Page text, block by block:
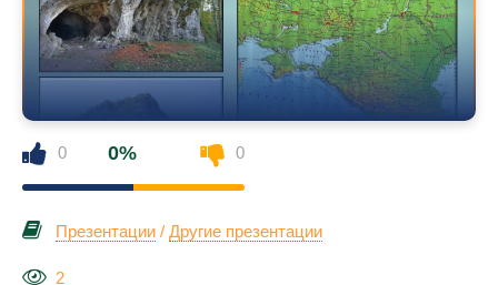
0 0% 0
Презентации / Другие презентации
2